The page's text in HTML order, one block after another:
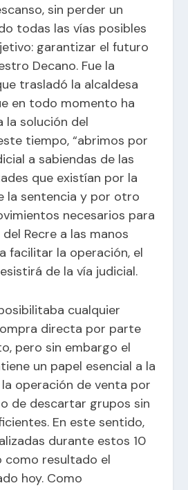
sin perder un
todas las vías posibles
garantizar el futuro
Decano. Fue la
trasladó la alcaldesa
en todo momento ha
la solución del
tiempo, “abrimos por
a sabiendas de las
que existían por la
la sentencia y por otro
necesarios para
Recre a las manos
facilitar la operación, el
de la vía judicial.
cualquier
directa por parte
pero sin embargo el
un papel esencial a la
operación de venta por
de descartar grupos sin
En este sentido,
durante estos 10
como resultado el
hoy. Como